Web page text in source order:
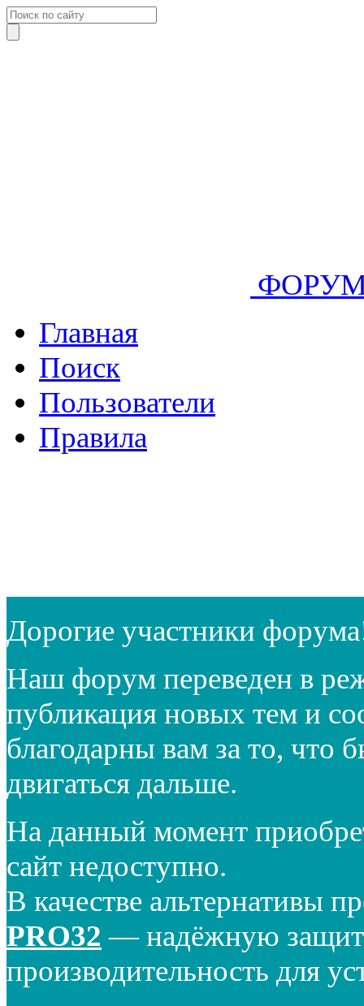
Главная
Поиск
Пользователи
Правила
Дорогие участники
Наш форум переведен в
публикация новых тем и
благодарны вам за то, что
двигаться дальше.
На данный момент
сайт недоступно.
В качестве альтернативы
PRO32 — надёжную
производительность для